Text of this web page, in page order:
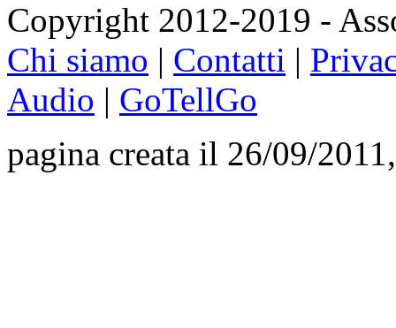
Copyright 2012-2019 -
Chi siamo | Contatti |
Audio | GoTellGo
pagina creata il 26/09/